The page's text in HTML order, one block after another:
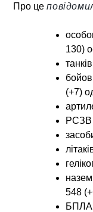
Про це
130)
(+7)
РСЗВ
548
БПЛА